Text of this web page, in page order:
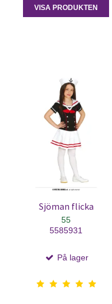
VISA PRODUKTEN
Sjöman flicka
55
5585931
På lager